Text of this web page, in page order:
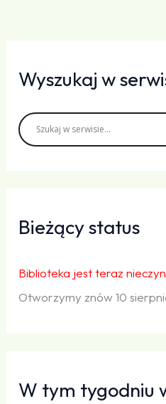
Wyszukaj w
Bieżący status
Biblioteka jest teraz
Otworzymy znów 10
W tym tygodniu